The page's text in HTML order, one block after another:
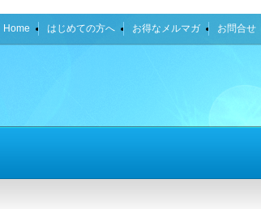
お問合せ
お得なメルマガ
はじめての方へ
Home